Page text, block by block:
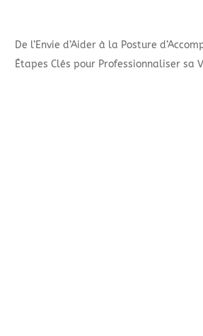
De l’Envie d’Aider à la Posture
Étapes Clés pour Professionnaliser sa